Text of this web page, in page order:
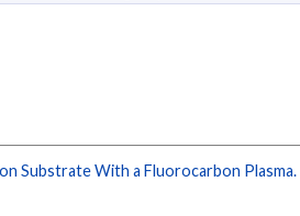
Substrate With a Fluorocarbon Plasma.